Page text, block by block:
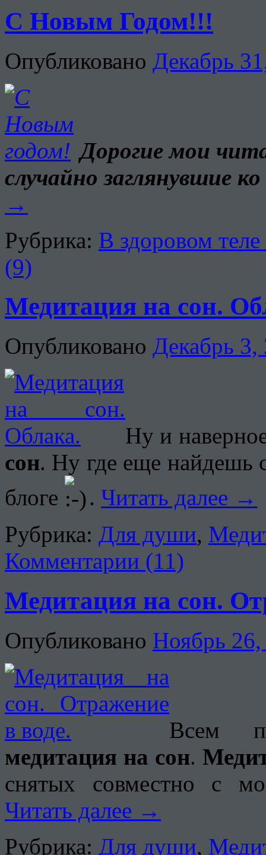
С Новым Годом!!!
Опубликовано Декабрь
Дорогие мои
случайно заглянувшие
→
Рубрика: В здоровом
(9)
Медитация на сон.
Опубликовано Декабрь 3,
Ну и
сон. Ну где еще найдешь
блоге
.Читать далее →
Рубрика: Для души,
Комментарии (11)
Медитация на сон.
Опубликовано Ноябрь
Всем
медитация на сон.
снятых совместно с
Читать далее →
Рубрика: Для души,